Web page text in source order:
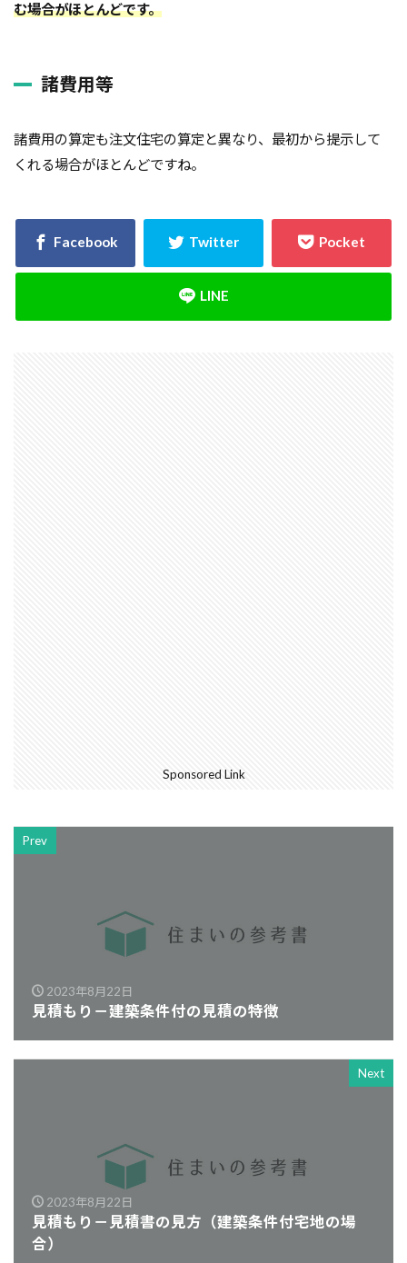
む場合がほとんどです。
諸費用等
諸費用の算定も注文住宅の算定と異なり、最初から提示して
くれる場合がほとんどですね。
Sponsored Link
Prev
2023年8月22日
見積もり－建築条件付の見積の特徴
Next
2023年8月22日
見積もり－見積書の見方（建築条件付宅地の場
合）